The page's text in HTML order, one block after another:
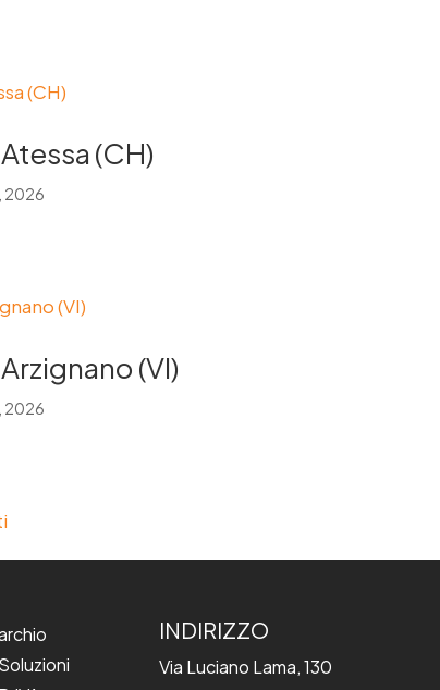
(CH)
2026
(VI)
2026
INDIRIZZO
Via Luciano Lama, 130